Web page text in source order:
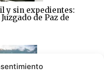
y sin expedientes:
de Paz de